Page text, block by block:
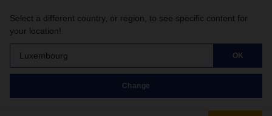
Select a different country, or region, to see specific content for
your location!
Luxembourg OK
Change